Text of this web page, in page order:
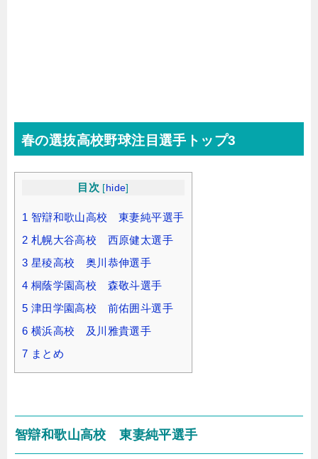
春の選抜高校野球注目選手トップ3
目次 [hide]
1 智辯和歌山高校 東妻純平選手
2 札幌大谷高校 西原健太選手
3 星稜高校 奥川恭伸選手
4 桐蔭学園高校 森敬斗選手
5 津田学園高校 前佑囲斗選手
6 横浜高校 及川雅貴選手
7 まとめ
智辯和歌山高校 東妻純平選手